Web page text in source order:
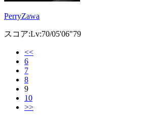
PerryZawa
スコア:Lv:70/05'06"79
<<
6
7
8
9
10
>>